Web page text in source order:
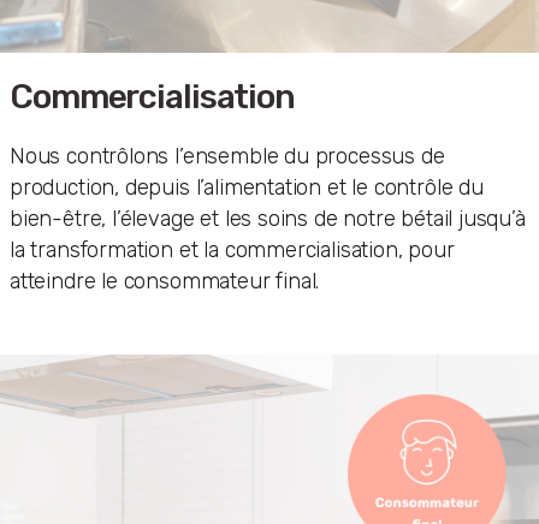
Commercialisation
Nous contrôlons l’ensemble du processus de
production, depuis l’alimentation et le contrôle du
bien-être, l’élevage et les soins de notre bétail jusqu’à
la transformation et la commercialisation, pour
atteindre le consommateur final.